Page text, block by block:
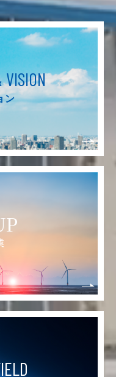
VISION
ン